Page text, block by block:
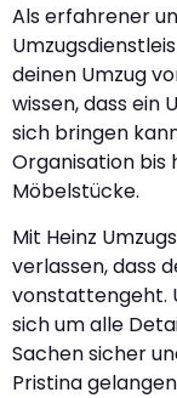
Als erfahrener
deinen Umzug
wissen, dass ein
sich bringen
Organisation bis
Möbelstücke.
Mit Heinz
verlassen, dass
vonstattengeht.
sich um alle
Sachen sicher
Pristina